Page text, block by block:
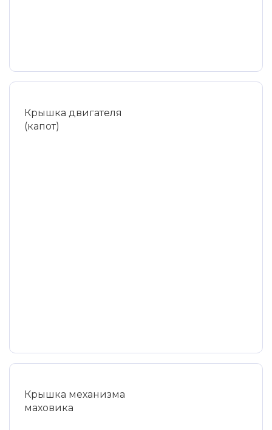
Крышка двигателя
(капот)
Крышка механизма
маховика